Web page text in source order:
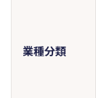
業種分類